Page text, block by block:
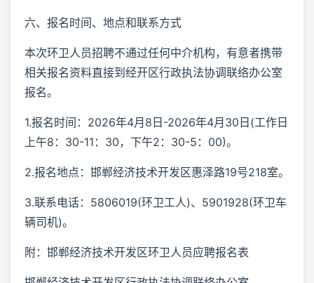
六、报名时间、地点和联系方式
本次环卫人员招聘不通过任何中介机构，有意者携带
相关报名资料直接到经开区行政执法协调联络办公室
报名。
1.报名时间：2026年4月8日-2026年4月30日(工作日
上午8：30-11：30，下午2：30-5：00)。
2.报名地点：邯郸经济技术开发区惠泽路19号218室。
3.联系电话：5806019(环卫工人)、5901928(环卫车
辆司机)。
附：邯郸经济技术开发区环卫人员应聘报名表